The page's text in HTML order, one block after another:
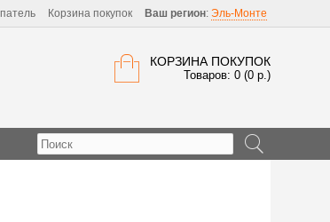
Корзина покупок Ваш регион: Эль-Монте
КОРЗИНА ПОКУПОК
Товаров: 0 (0 р.)